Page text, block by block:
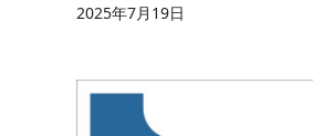
2025年7月19日